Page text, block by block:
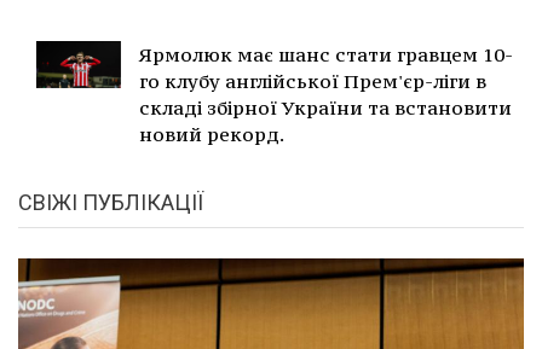
Ярмолюк має шанс стати гравцем 10-
го клубу англійської Прем'єр-ліги в
складі збірної України та встановити
новий рекорд.
СВІЖІ ПУБЛІКАЦІЇ